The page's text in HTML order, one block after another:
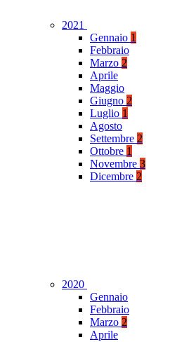
2021
Gennaio 1
Febbraio
Marzo 2
Aprile
Maggio
Giugno 2
Luglio 1
Agosto
Settembre 2
Ottobre 1
Novembre 3
Dicembre 2
2020
Gennaio
Febbraio
Marzo 2
Aprile